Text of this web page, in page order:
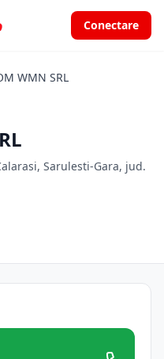
Conectare
WMN SRL
Sarulesti-Gara, jud.